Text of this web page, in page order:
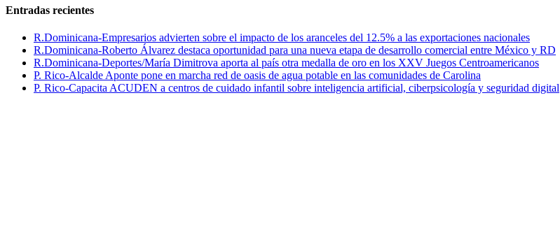
Entradas recientes
R.Dominicana-Empresarios advierten sobre el impacto de los aranceles del 12.5% a las exportaciones nacionales
R.Dominicana-Roberto Álvarez destaca oportunidad para una nueva etapa de desarrollo comercial entre México y RD
R.Dominicana-Deportes/María Dimitrova aporta al país otra medalla de oro en los XXV Juegos Centroamericanos
P. Rico-Alcalde Aponte pone en marcha red de oasis de agua potable en las comunidades de Carolina
P. Rico-Capacita ACUDEN a centros de cuidado infantil sobre inteligencia artificial, ciberpsicología y seguridad digital